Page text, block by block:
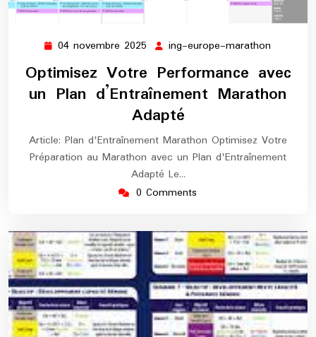
04 novembre 2025 04
novembre
2025
ing-europe-marathon
marathon
Optimisez Votre Performance avec
un Plan d’Entraînement Marathon
Adapté
Article: Plan d'Entraînement Marathon Optimisez Votre
Préparation au Marathon avec un Plan d'Entraînement
Adapté Le…
0 Comments